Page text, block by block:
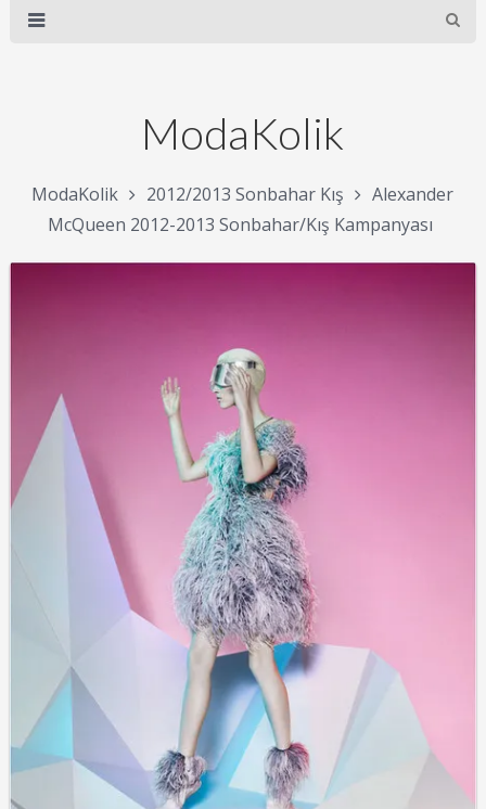
ModaKolik
ModaKolik 2012/2013 Sonbahar Kış
Alexander
McQueen 2012-2013 Sonbahar/Kış Kampanyası